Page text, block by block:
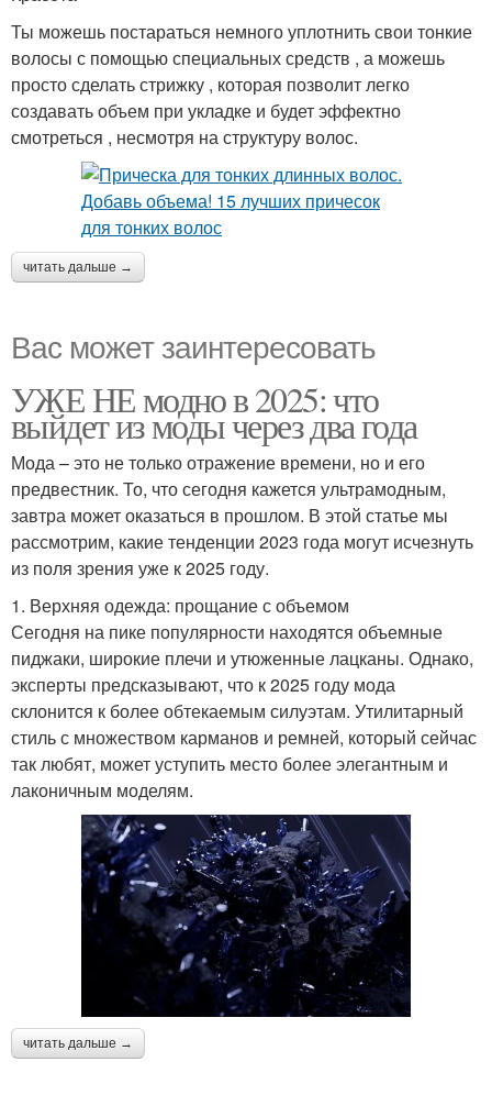
Ты можешь постараться немного уплотнить свои тонкие
волосы с помощью специальных средств , а можешь
просто сделать стрижку , которая позволит легко
создавать объем при укладке и будет эффектно
смотреться , несмотря на структуру волос.
читать дальше →
Вас может заинтересовать
УЖЕ НЕ модно в 2025: что
выйдет из моды через два года
Мода – это не только отражение времени, но и его
предвестник. То, что сегодня кажется ультрамодным,
завтра может оказаться в прошлом. В этой статье мы
рассмотрим, какие тенденции 2023 года могут исчезнуть
из поля зрения уже к 2025 году.
1. Верхняя одежда: прощание с объемом
Сегодня на пике популярности находятся объемные
пиджаки, широкие плечи и утюженные лацканы. Однако,
эксперты предсказывают, что к 2025 году мода
склонится к более обтекаемым силуэтам. Утилитарный
стиль с множеством карманов и ремней, который сейчас
так любят, может уступить место более элегантным и
лаконичным моделям.
читать дальше →